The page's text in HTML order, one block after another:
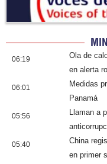
06:19
Ola de
en alerta
06:01
Medidas
Panamá
05:56
Llaman a
05:40
China
en primer